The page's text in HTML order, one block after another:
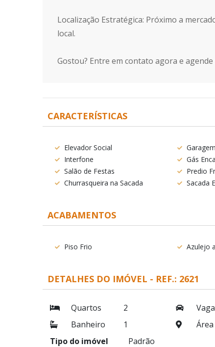
Localização Estratégica: Próximo a
local.
Gostou? Entre em contato agora e agende
CARACTERÍSTICAS
Elevador Social
Interfone
Gás
Salão de Festas
Predio
Churrasqueira na Sacada
Sacada
ACABAMENTOS
Piso Frio Azulejo
DETALHES DO IMÓVEL - REF.: 2621
Quartos 2
Banheiro
1
Tipo do imóvel
Padrão